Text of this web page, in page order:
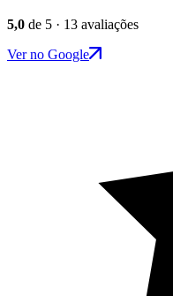
5,0 de 5 · 13 avaliações
Ver no Google